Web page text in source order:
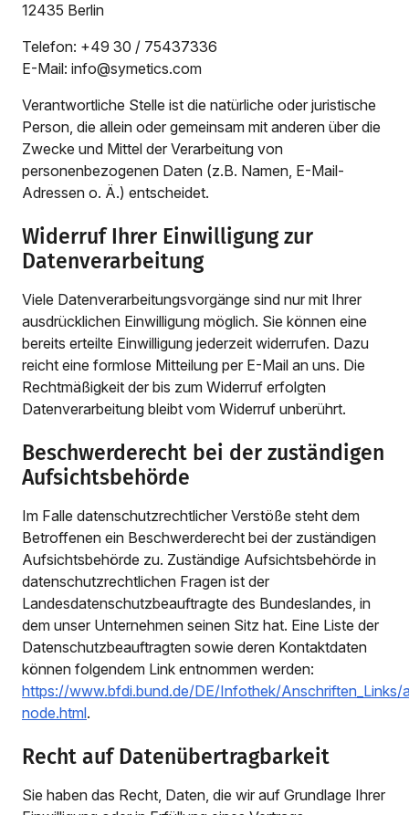
12435 Berlin
Telefon: +49 30 / 75437336
E-Mail: info@symetics.com
Verantwortliche Stelle ist die natürliche oder juristische
Person, die allein oder gemeinsam mit anderen über die
Zwecke und Mittel der Verarbeitung von
personenbezogenen Daten (z.B. Namen, E-Mail-
Adressen o. Ä.) entscheidet.
Widerruf Ihrer Einwilligung zur
Datenverarbeitung
Viele Datenverarbeitungsvorgänge sind nur mit Ihrer
ausdrücklichen Einwilligung möglich. Sie können eine
bereits erteilte Einwilligung jederzeit widerrufen. Dazu
reicht eine formlose Mitteilung per E-Mail an uns. Die
Rechtmäßigkeit der bis zum Widerruf erfolgten
Datenverarbeitung bleibt vom Widerruf unberührt.
Beschwerderecht bei der zuständigen
Aufsichtsbehörde
Im Falle datenschutzrechtlicher Verstöße steht dem
Betroffenen ein Beschwerderecht bei der zuständigen
Aufsichtsbehörde zu. Zuständige Aufsichtsbehörde in
datenschutzrechtlichen Fragen ist der
Landesdatenschutzbeauftragte des Bundeslandes, in
dem unser Unternehmen seinen Sitz hat. Eine Liste der
Datenschutzbeauftragten sowie deren Kontaktdaten
können folgendem Link entnommen werden:
https://www.bfdi.bund.de/DE/Infothek/Anschriften_Links/
node.html.
Recht auf Datenübertragbarkeit
Sie haben das Recht, Daten, die wir auf Grundlage Ihrer